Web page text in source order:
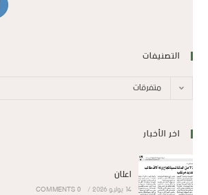
التصنيفات
متفرقات
اخر الأخبار
اعلان
14 يوليو 2026 /
0 COMMENTS